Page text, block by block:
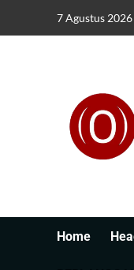
7 Agustus 2026
Home